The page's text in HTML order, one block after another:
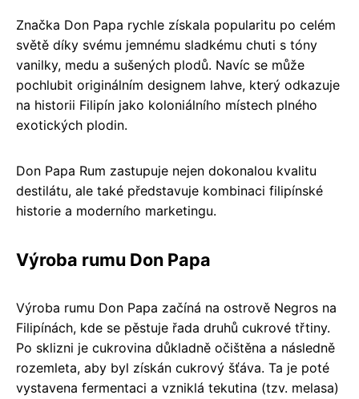
Značka Don Papa rychle získala popularitu po celém
světě díky svému jemnému sladkému chuti s tóny
vanilky, medu a sušených plodů. Navíc se může
pochlubit originálním designem lahve, který odkazuje
na historii Filipín jako koloniálního místech plného
exotických plodin.
Don Papa Rum zastupuje nejen dokonalou kvalitu
destilátu, ale také představuje kombinaci filipínské
historie a moderního marketingu.
Výroba rumu Don Papa
Výroba rumu Don Papa začíná na ostrově Negros na
Filipínách, kde se pěstuje řada druhů cukrové třtiny.
Po sklizni je cukrovina důkladně očištěna a následně
rozemleta, aby byl získán cukrový šťáva. Ta je poté
vystavena fermentaci a vzniklá tekutina (tzv. melasa)